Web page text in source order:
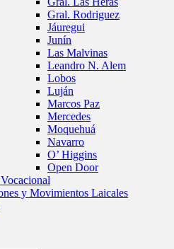
Gral. Rodriguez
Jáuregui
Junín
Las Malvinas
Leandro N. Alem
Lobos
Luján
Marcos Paz
Mercedes
Moquehuá
Navarro
O’ Higgins
Open Door
y Movimientos Laicales